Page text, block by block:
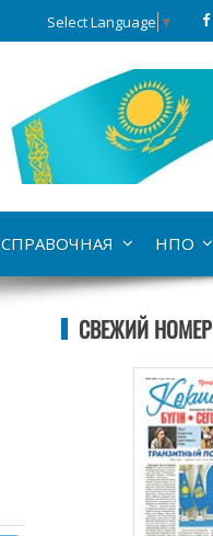
Select Language ▼
СПРАВОЧНАЯ НПО
СВЕЖИЙ НОМЕР